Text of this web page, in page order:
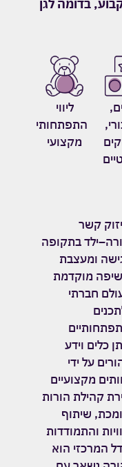
בדומה לגן
ליווי
התפתחותי
מקצועי
קשר
בתקופה
ומעצבת
מוקדמת
חברתי
כלים וידע
על ידי
מקצועיים
קהילת הורות
שיתוף
והתמודדות
המרכזי הוא